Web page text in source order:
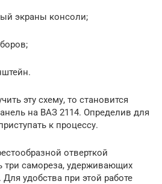
экраны консоли;
эту схему, то становится
на ВАЗ 2114. Определив для
к процессу.
отверткой
три самореза, удерживающих
удобства при этой работе